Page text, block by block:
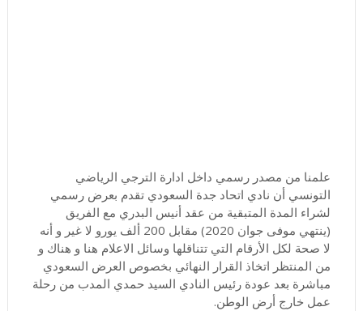
علمنا من مصدر رسمي داخل ادارة الترجي الرياضي
التونسي أن نادي اتحاد جدة السعودي تقدم بعرض رسمي
لشراء المدة المتبقية من عقد أنيس البدري مع الفريق
(ينتهي موفى جوان 2020) مقابل 200 ألف يورو لا غير و أنه
لا صحة لكل الأرقام التي تتناقلها وسائل الاعلام هنا و هناك و
من المنتظر اتخاذ القرار النهائي بخصوص العرض السعودي
مباشرة بعد عودة رئيس النادي السيد حمدي المدب من رحلة
عمل خارج أرض الوطن.